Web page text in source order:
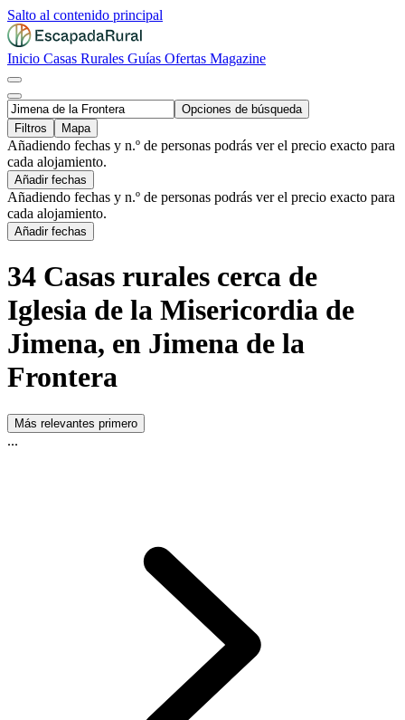
Salto al contenido principal
Inicio Casas Rurales Guías Ofertas Magazine
Opciones de búsqueda
Filtros
Mapa
Añadiendo fechas y n.º de personas podrás ver el precio exacto para
cada alojamiento.
Añadir fechas
Añadiendo fechas y n.º de personas podrás ver el precio exacto para
cada alojamiento.
Añadir fechas
34 Casas rurales cerca de
Iglesia de la Misericordia de
Jimena, en Jimena de la
Frontera
Más relevantes primero
...